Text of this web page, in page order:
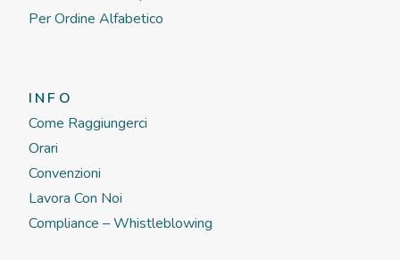
Per Ordine Alfabetico
INFO
Come Raggiungerci
Orari
Convenzioni
Lavora Con Noi
Compliance – Whistleblowing